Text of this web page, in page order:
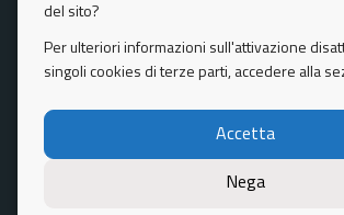
Credits
del sito?
Per ulteriori informazioni sull'attivazione
singoli cookies di terze parti, accedere alla
Accetta
Nega